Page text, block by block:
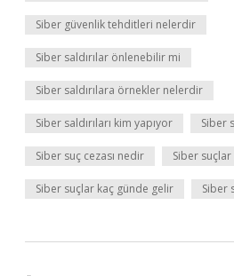
Siber güvenlik tehditleri nelerdir
Siber saldırılar önlenebilir mi
Siber saldırılara örnekler nelerdir
Siber saldırıları kim yapıyor Siber
Siber suç cezası nedir Siber
Siber suçlar kaç günde gelir Siber